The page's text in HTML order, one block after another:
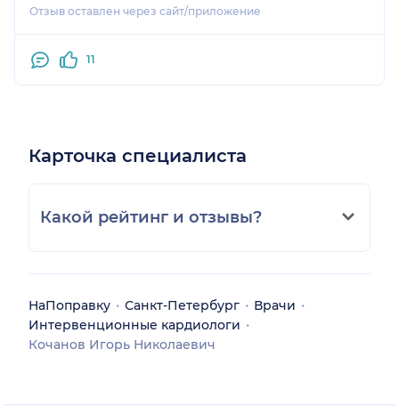
мнение, сложившееся о человеке за время моего
Отзыв оставлен через сайт/приложение
11
Карточка специалиста
Какой рейтинг и отзывы?
НаПоправку Санкт-Петербург
Врачи
Интервенционные кардиологи
Кочанов Игорь Николаевич